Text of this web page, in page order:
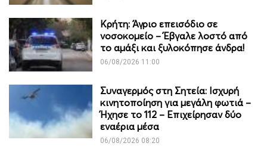
Κρήτη: Άγριο επεισόδιο σε
νοσοκομείο – Έβγαλε λοστό από
το αμάξι και ξυλοκόπησε άνδρα!
06/08/2026 11:00
Συναγερμός στη Σητεία: Ισχυρή
κινητοποίηση για μεγάλη φωτιά –
Ήχησε το 112 – Επιχείρησαν δύο
εναέρια μέσα
06/08/2026 08:20